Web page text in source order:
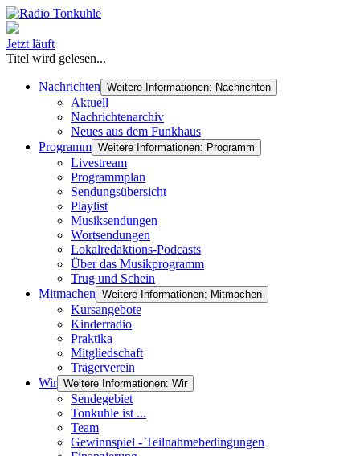
Jetzt läuft
Titel wird gelesen...
Nachrichten Weitere Informationen: Nachrichten
Aktuell
Nachrichtenarchiv
Neues aus dem Funkhaus
Programm Weitere Informationen: Programm
Livestream
Programmplan
Sendungsübersicht
Playlist
Musiksendungen
Wortsendungen
Lokalredaktions-Podcasts
Über das Musikprogramm
Trug und Schein
Mitmachen Weitere Informationen: Mitmachen
Kursangebote
Kinderradio
Praktika
Mitgliedschaft
Trägerverein
Wir Weitere Informationen: Wir
Sendegebiet
Tonkuhle ist ...
Team
Gewinnspiel - Teilnahmebedingungen